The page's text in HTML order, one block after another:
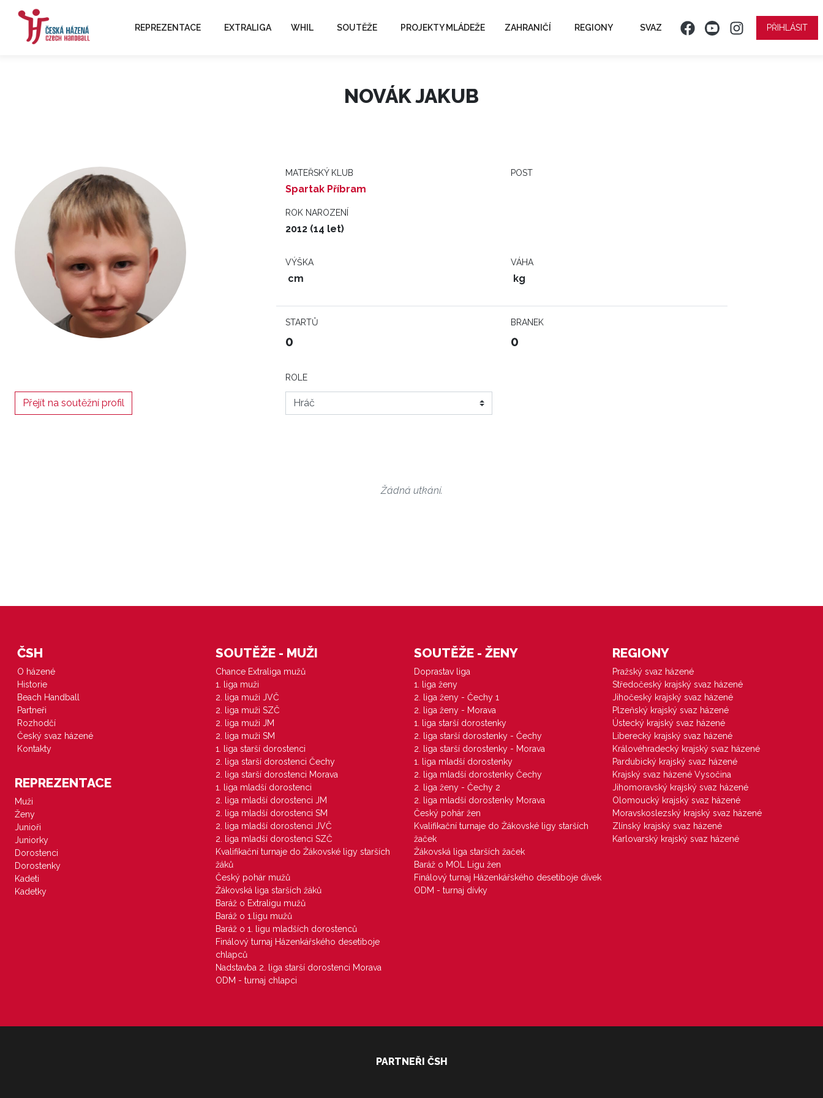
REPREZENTACE EXTRALIGA WHIL SOUTĚŽE PROJEKTY MLÁDEŽE ZAHRANIČÍ REGIONY SVAZ PŘIHLÁSIT
NOVÁK JAKUB
MATEŘSKÝ KLUB
Spartak Příbram
POST
ROK NAROZENÍ
2012 (14 let)
VÝŠKA
cm
VÁHA
kg
STARTŮ
0
BRANEK
0
Přejít na soutěžní profil
ROLE
Žádná utkání.
ČSH
O házené
Historie
Beach Handball
Partneři
Rozhodčí
Český svaz házené
Kontakty
REPREZENTACE
Muži
Ženy
Junioři
Juniorky
Dorostenci
Dorostenky
Kadeti
Kadetky
SOUTĚŽE - MUŽI
Chance Extraliga mužů
1. liga muži
2. liga muži JVČ
2. liga muži SZČ
2. liga muži JM
2. liga muži SM
1. liga starší dorostenci
2. liga starší dorostenci Čechy
2. liga starší dorostenci Morava
1. liga mladší dorostenci
2. liga mladší dorostenci JM
2. liga mladší dorostenci SM
2. liga mladší dorostenci JVČ
2. liga mladší dorostenci SZČ
Kvalifikační turnaje do Žákovské ligy starších
žáků
Český pohár mužů
Žákovská liga starších žáků
Baráž o Extraligu mužů
Baráž o 1.ligu mužů
Baráž o 1. ligu mladších dorostenců
Finálový turnaj Házenkářského desetiboje
chlapců
Nadstavba 2. liga starší dorostenci Morava
ODM - turnaj chlapci
SOUTĚŽE - ŽENY
Doprastav liga
1. liga ženy
2. liga ženy - Čechy 1
2. liga ženy - Morava
1. liga starší dorostenky
2. liga starší dorostenky - Čechy
2. liga starší dorostenky - Morava
1. liga mladší dorostenky
2. liga mladší dorostenky Čechy
2. liga ženy - Čechy 2
2. liga mladší dorostenky Morava
Český pohár žen
Kvalifikační turnaje do Žákovské ligy starších
žaček
Žákovská liga starších žaček
Baráž o MOL Ligu žen
Finálový turnaj Házenkářského desetiboje dívek
ODM - turnaj dívky
REGIONY
Pražský svaz házené
Středočeský krajský svaz házené
Jihočeský krajský svaz házené
Plzeňský krajský svaz házené
Ústecký krajský svaz házené
Liberecký krajský svaz házené
Královéhradecký krajský svaz házené
Pardubický krajský svaz házené
Krajský svaz házené Vysočina
Jihomoravský krajský svaz házené
Olomoucký krajský svaz házené
Moravskoslezský krajský svaz házené
Zlínský krajský svaz házené
Karlovarský krajský svaz házené
PARTNEŘI ČSH